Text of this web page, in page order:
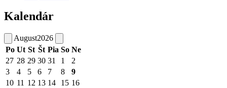
Kalendár
August2026
Po Ut St Št Pia So Ne
27 28 29 30 31 1
2
3
4 5 6 7 8
9
10 11 12 13 14 15 16